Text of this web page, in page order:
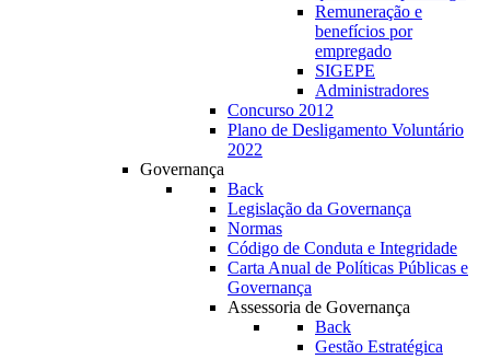
Remuneração e
benefícios por
empregado
SIGEPE
Administradores
Concurso 2012
Plano de Desligamento Voluntário
2022
Governança
Back
Legislação da Governança
Normas
Código de Conduta e Integridade
Carta Anual de Políticas Públicas e
Governança
Assessoria de Governança
Back
Gestão Estratégica